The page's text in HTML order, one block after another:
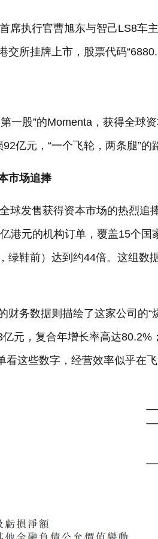
席执行官曹旭东与智己LS8车
交所挂牌上市，股票代码
一股”的Momenta，获得全球
亿元，“一个飞轮，两条腿”
市场追捧
球发售获得资本市场的热烈追
港元的机构订单，覆盖15个
绿鞋前）达到约44倍。这组
财务数据则描绘了这家公司的
元，复合年增长率高达
看这些数字，经营效率似乎在